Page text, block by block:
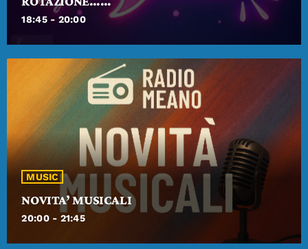
18:45 - 20:00
MUSIC
NOVITA’ MUSICALI
20:00 - 21:45